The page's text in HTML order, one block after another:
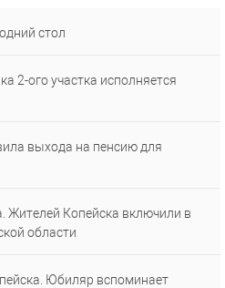
стол
2-ого участка исполняется
выхода на пенсию для
Жителей Копейска включили в
области
Юбиляр вспоминает